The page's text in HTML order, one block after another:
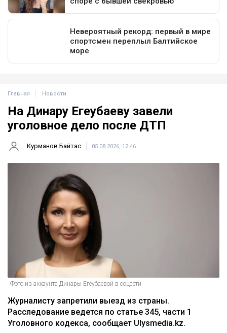
Главная Новости
На Динару Егеубаеву завели
уголовное дело после ДТП
Курманов Байтас 05.08.2026, 12:46
Фото из аккаунта Динары Егеубаевой в соцсети
Журналисту запретили выезд из страны.
Расследование ведется по статье 345, части 1
Уголовного кодекса, сообщает Ulysmedia.kz.